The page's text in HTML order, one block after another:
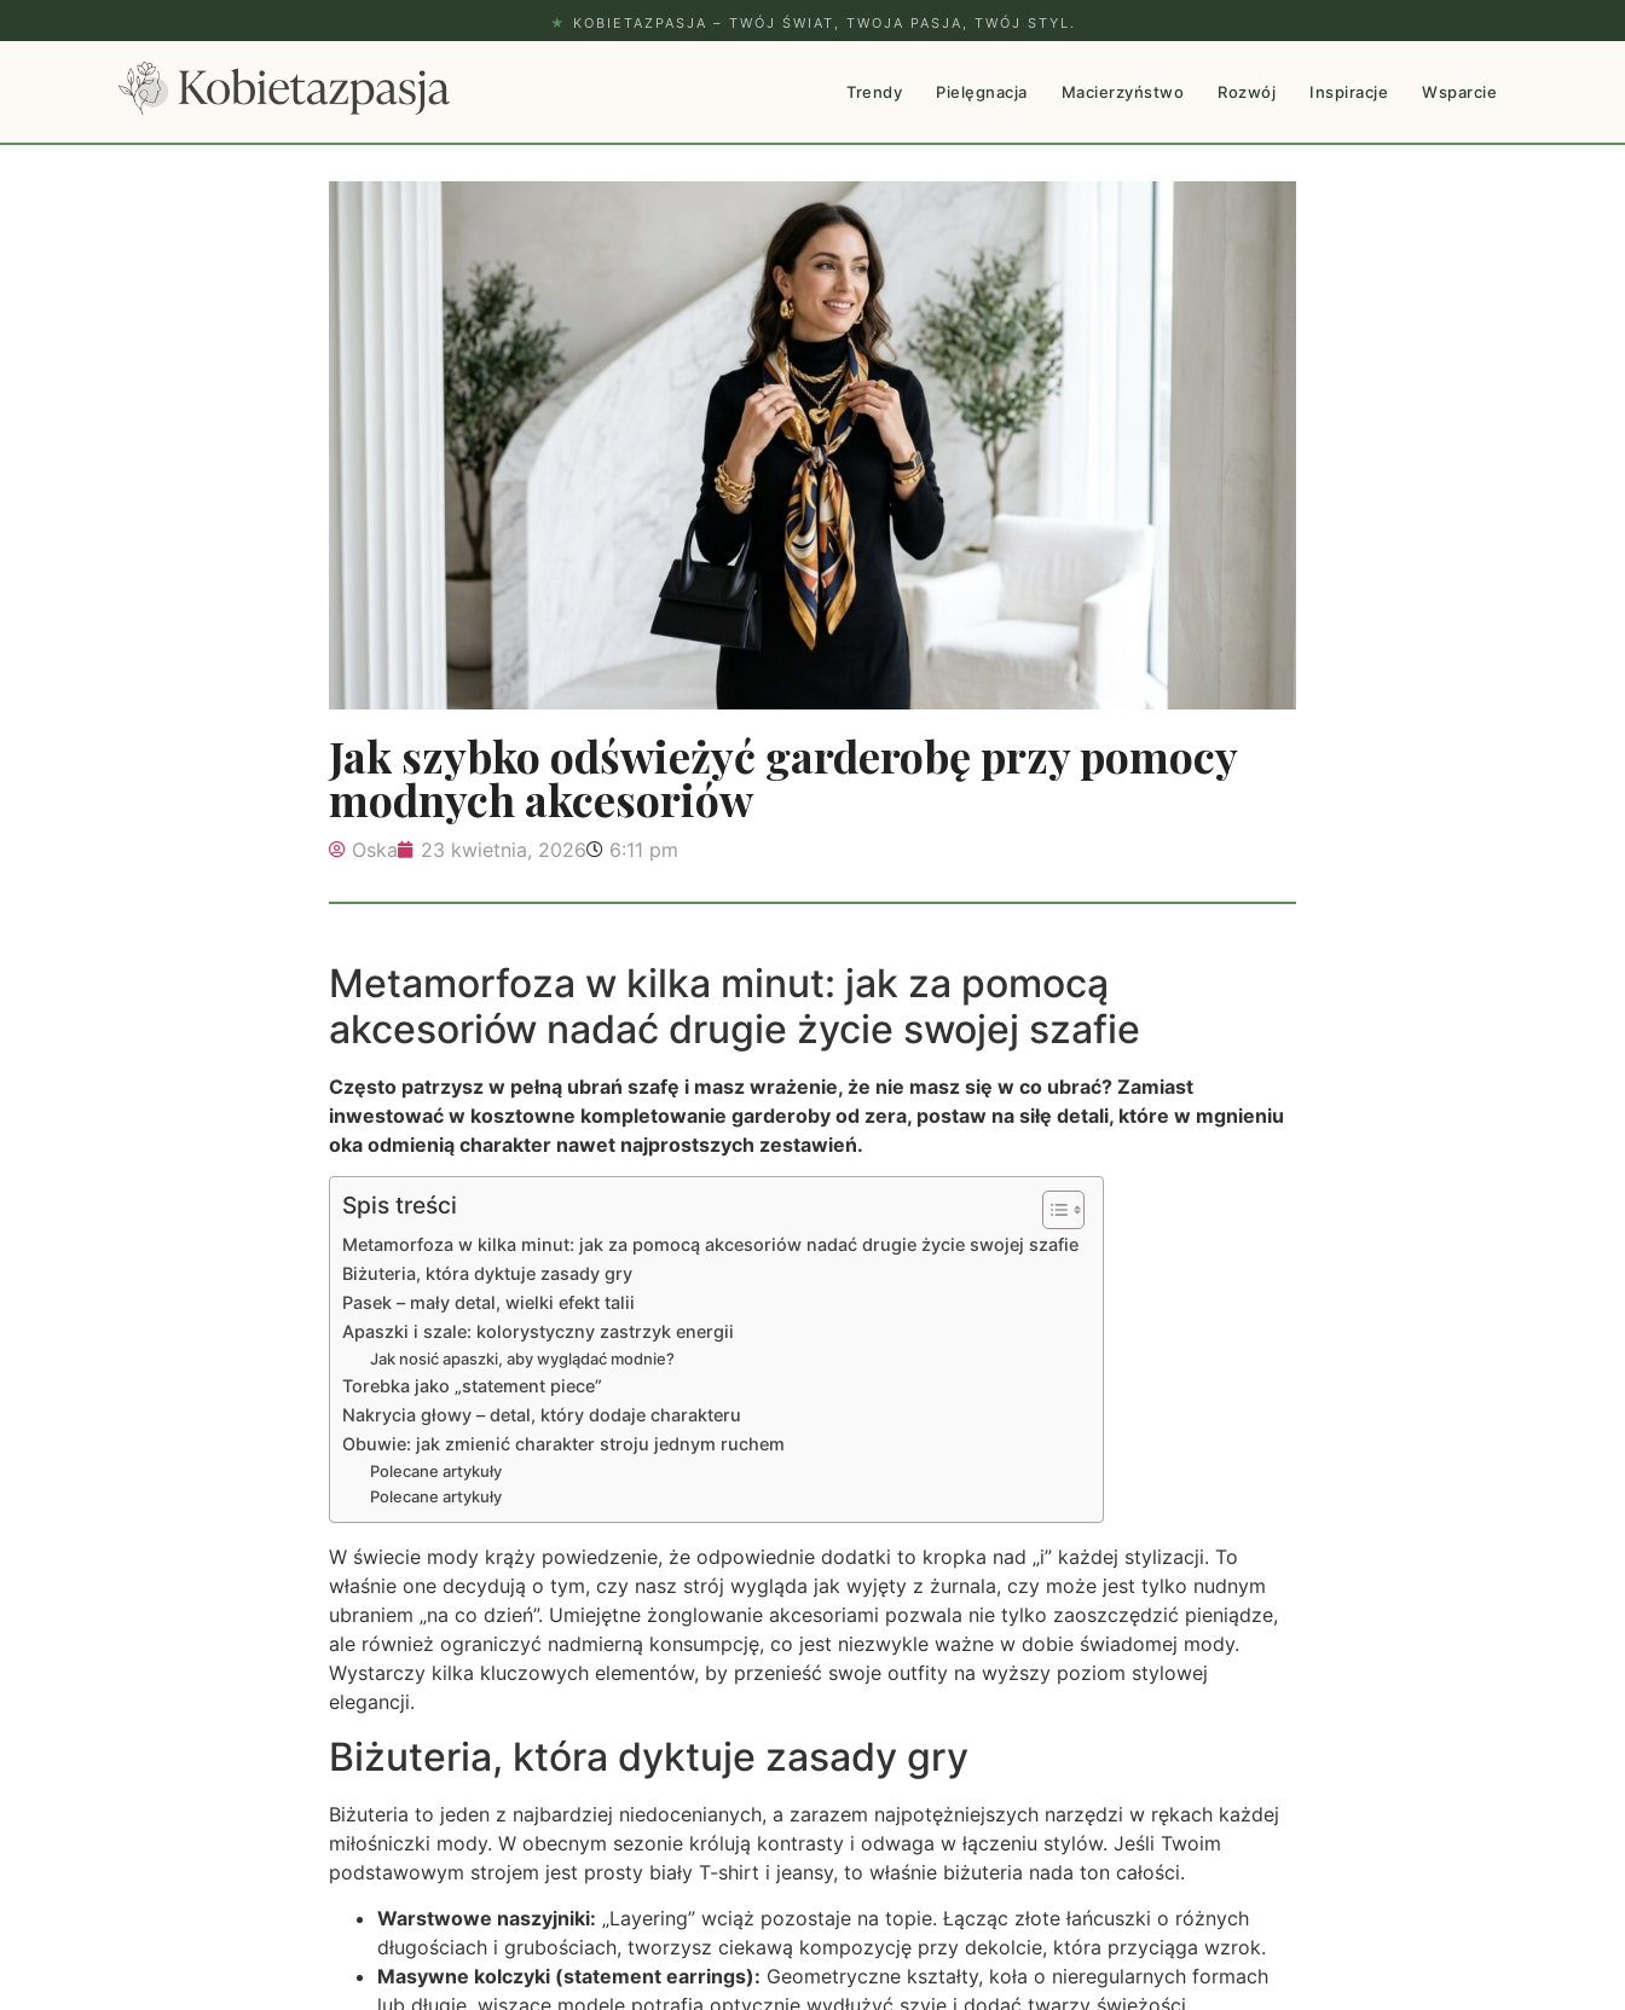
★ KOBIETAZPASJA – TWÓJ ŚWIAT, TWOJA PASJA, TWÓJ STYL.
Trendy Pielęgnacja Macierzyństwo Rozwój Inspiracje Wsparcie
Jak szybko odświeżyć garderobę przy pomocy
modnych akcesoriów
Oska 23 kwietnia, 2026 6:11 pm
Metamorfoza w kilka minut: jak za pomocą
akcesoriów nadać drugie życie swojej szafie
Często patrzysz w pełną ubrań szafę i masz wrażenie, że nie masz się w co ubrać? Zamiast
inwestować w kosztowne kompletowanie garderoby od zera, postaw na siłę detali, które w mgnieniu
oka odmienią charakter nawet najprostszych zestawień.
Spis treści
Metamorfoza w kilka minut: jak za pomocą akcesoriów nadać drugie życie swojej szafie
Biżuteria, która dyktuje zasady gry
Pasek – mały detal, wielki efekt talii
Apaszki i szale: kolorystyczny zastrzyk energii
Jak nosić apaszki, aby wyglądać modnie?
Torebka jako „statement piece”
Nakrycia głowy – detal, który dodaje charakteru
Obuwie: jak zmienić charakter stroju jednym ruchem
Polecane artykuły
Polecane artykuły
W świecie mody krąży powiedzenie, że odpowiednie dodatki to kropka nad „i” każdej stylizacji. To
właśnie one decydują o tym, czy nasz strój wygląda jak wyjęty z żurnala, czy może jest tylko nudnym
ubraniem „na co dzień”. Umiejętne żonglowanie akcesoriami pozwala nie tylko zaoszczędzić pieniądze,
ale również ograniczyć nadmierną konsumpcję, co jest niezwykle ważne w dobie świadomej mody.
Wystarczy kilka kluczowych elementów, by przenieść swoje outfity na wyższy poziom stylowej
elegancji.
Biżuteria, która dyktuje zasady gry
Biżuteria to jeden z najbardziej niedocenianych, a zarazem najpotężniejszych narzędzi w rękach każdej
miłośniczki mody. W obecnym sezonie królują kontrasty i odwaga w łączeniu stylów. Jeśli Twoim
podstawowym strojem jest prosty biały T-shirt i jeansy, to właśnie biżuteria nada ton całości.
Warstwowe naszyjniki: „Layering” wciąż pozostaje na topie. Łącząc złote łańcuszki o różnych
długościach i grubościach, tworzysz ciekawą kompozycję przy dekolcie, która przyciąga wzrok.
Masywne kolczyki (statement earrings): Geometryczne kształty, koła o nieregularnych formach
lub długie, wiszące modele potrafią optycznie wydłużyć szyję i dodać twarzy świeżości.